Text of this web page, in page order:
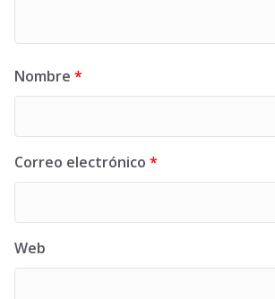
Nombre *
Correo electrónico *
Web